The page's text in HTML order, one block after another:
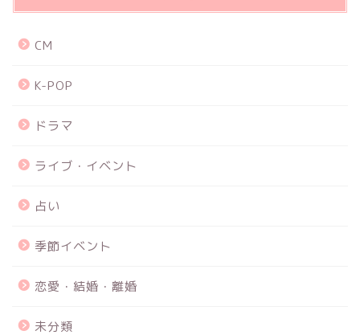
CM
K-POP
ドラマ
ライブ・イベント
占い
季節イベント
恋愛・結婚・離婚
未分類